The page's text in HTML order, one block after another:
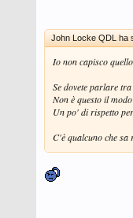
John Locke QDL ha
Io non capisco
Se dovete parlare
Non è questo il
Un po' di rispetto
C'è qualcuno che